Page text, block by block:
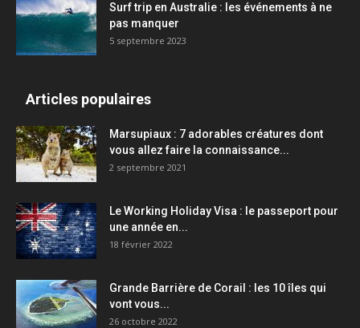
Surf trip en Australie : les événements à ne
pas manquer
5 septembre 2023
Articles populaires
Marsupiaux : 7 adorables créatures dont
vous allez faire la connaissance...
2 septembre 2021
Le Working Holiday Visa : le passeport pour
une année en...
18 février 2022
Grande Barrière de Corail : les 10 îles qui
vont vous...
26 octobre 2022